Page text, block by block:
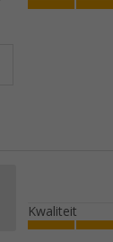
Kwaliteit